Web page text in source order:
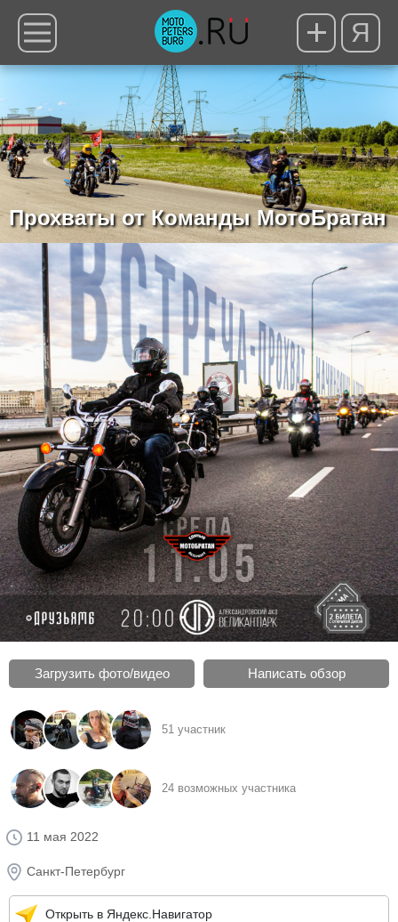
Я
Прохваты от Команды МотоБратан
Загрузить фото/видео Написать обзор
51 участник
24 возможных участника
11 мая 2022
Санкт-Петербург
Открыть в Яндекс.Навигатор